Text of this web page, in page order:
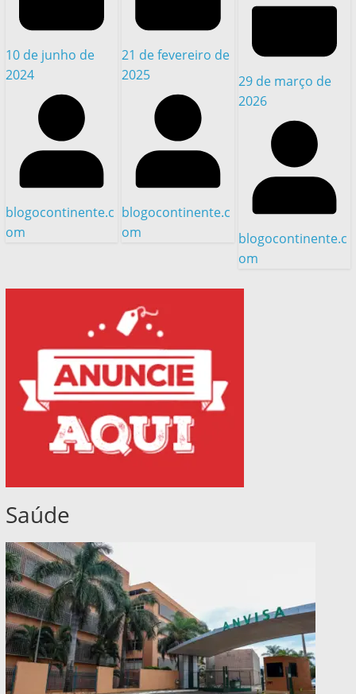
10 de junho de
2024
blogocontinente.c
om
21 de fevereiro de
2025
blogocontinente.c
om
29 de março de
2026
blogocontinente.c
om
Saúde